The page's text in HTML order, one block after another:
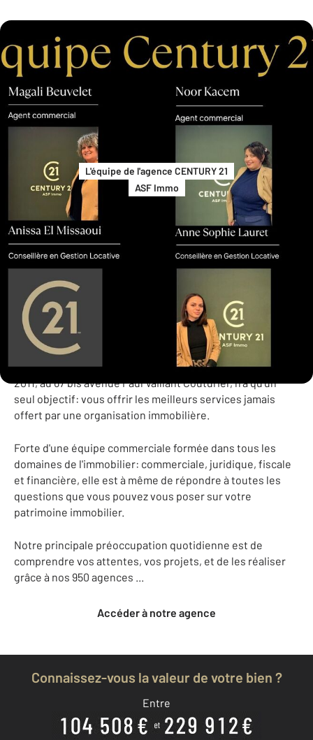
L'équipe de l'agence CENTURY 21
ASF Immo
histoire de vie...
Votre agence présente sur TRAPPES EN YVELINES depuis
2011, au 67 bis avenue Paul Vaillant Couturier, n'a qu'un
seul objectif: vous offrir les meilleurs services jamais
offert par une organisation immobilière.
Forte d'une équipe commerciale formée dans tous les
domaines de l'immobilier: commerciale, juridique, fiscale
et financière, elle est à même de répondre à toutes les
questions que vous pouvez vous poser sur votre
patrimoine immobilier.
Notre principale préoccupation quotidienne est de
comprendre vos attentes, vos projets, et de les réaliser
grâce à nos 950 agences ...
Accéder à notre agence
Connaissez-vous la valeur de votre bien ?
Entre